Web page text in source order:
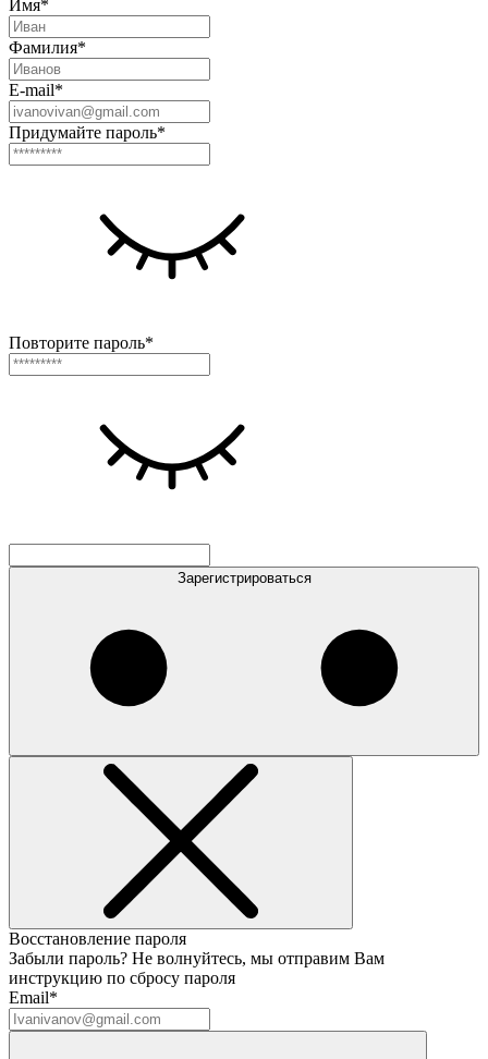
Имя*
Фамилия*
E-mail*
Придумайте пароль*
Повторите пароль*
Зарегистрироваться
Восстановление пароля
Забыли пароль? Не волнуйтесь, мы отправим Вам
инструкцию по сбросу пароля
Email*